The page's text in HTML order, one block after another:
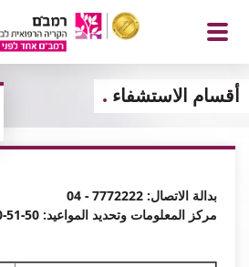
פתח
תפריט
أقسام الاستشفاء
بدالة الاتصال: 7772222 - 04
مركز المعلومات وتحديد المواعيد: 50-51-50-700-1